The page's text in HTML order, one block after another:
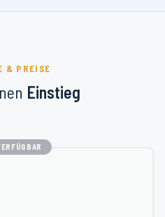
& PREISE
Einstieg